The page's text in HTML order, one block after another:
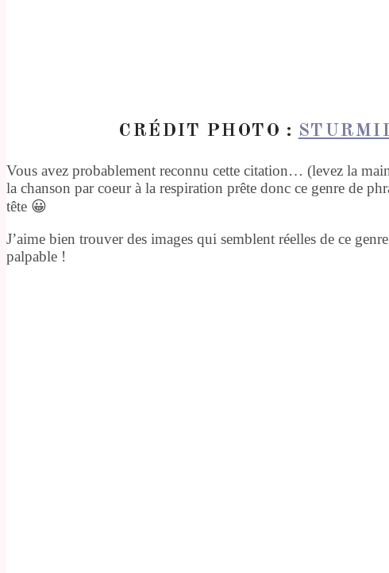
CRÉDIT PHOTO :
Vous avez probablement reconnu cette citation… (levez la
la chanson par coeur à la respiration prête donc ce genre de
tête 😀
J’aime bien trouver des images qui semblent réelles de ce
palpable !